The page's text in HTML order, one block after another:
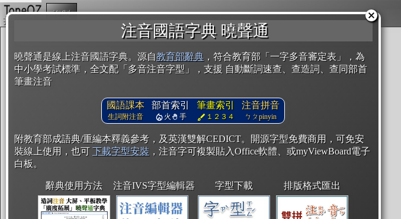
注音國語字典 曉聲通
曉聲通是線上注音國語字典。源自教育部辭典 ，符合教育部「一字多音審定表」，為
中小學考試標準，全文配「多音注音字型」，支援 自動斷詞速查、查造詞、查同部首
筆畫注音
國語課本
生詞附注音
部首索引
火 手
筆畫索引
１２３４
注音拼音
ㄅㄆpinyin
附教育部成語典/重編本釋義參考，及英漢雙解CEDICT。開源字型免費商用，可免安
裝線上使用，也可 下載字型安裝 ，注音字可複製貼入Office軟體、或myViewBoard電子
白板。
辭典使用方法 注音IVS字型編輯器 字型下載 排版格式匯出
複製